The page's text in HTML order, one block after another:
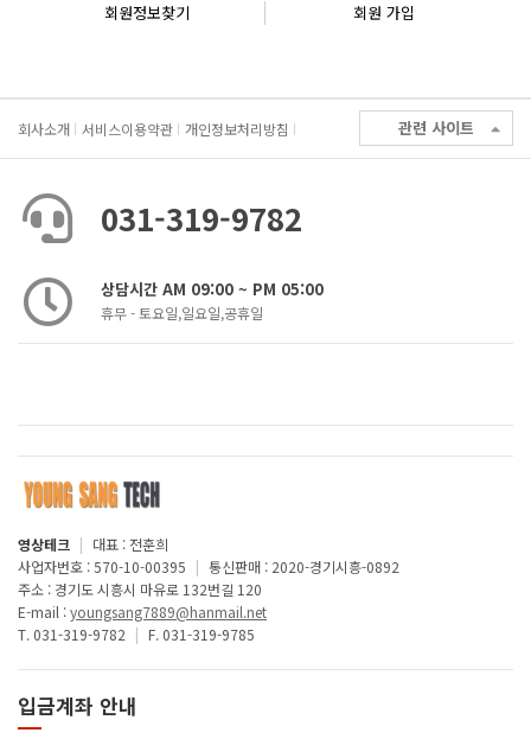
회원정보찾기 회원 가입
회사소개 서비스이용약관 개인정보처리방침 관련 사이트
031-319-9782
상담시간 AM 09:00 ~ PM 05:00
휴무 - 토요일,일요일,공휴일
영상테크 | 대표 : 전훈희
사업자번호 : 570-10-00395 | 통신판매 : 2020-경기시흥-0892
주소 : 경기도 시흥시 마유로 132번길 120
E-mail :youngsang7889@hanmail.net
T. 031-319-9782 | F. 031-319-9785
입금계좌 안내